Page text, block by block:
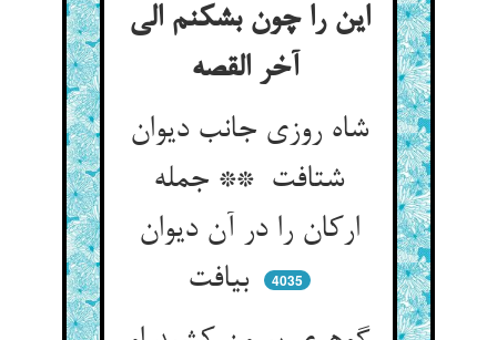
این را چون بشکنم الی
آخر القصه
شاه روزی جانب دیوان
شتافت ** جمله
ارکان را در آن دیوان
بیافت
4035